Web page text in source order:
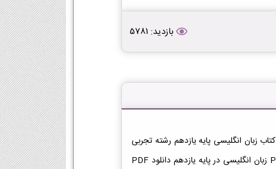
بازدید: 5781
دانلود کتاب زبان انگلیسی یازدهم تجربی دانلود فایل PDF کتاب زبان انگلیسی پایه یازدهم رشته تجربی
[دانلود PDF] | لینک دانلود کتاب زبان انگلیسی | لینک PDF زبان انگلیسی در پایه یازدهم دانلود PDF